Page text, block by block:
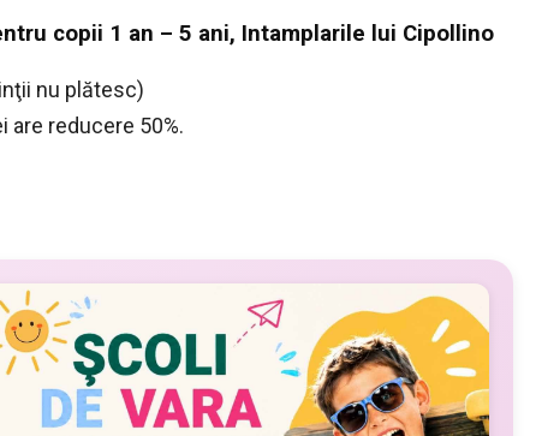
copii 1 an – 5 ani, Intamplarile lui Cipollino
nu plătesc)
are reducere 50%.